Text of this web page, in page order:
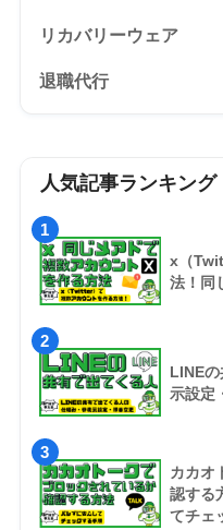
リカバリーウェア
退職代行
人気記事ランキング
1
x（
法！同
2
LINE
示設定
3
カカオ
認する
てチェ